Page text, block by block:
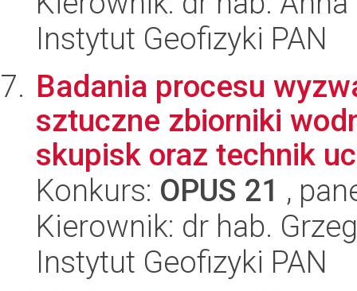
Instytut Geofizyki PAN
Badania procesu
sztuczne zbiorniki
skupisk oraz technik
Konkurs: OPUS 21 ,
Kierownik: dr hab.
Instytut Geofizyki PAN